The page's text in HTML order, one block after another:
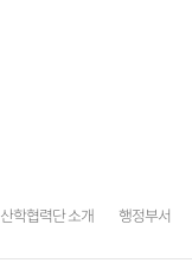
산학협력단 소개 행정부서